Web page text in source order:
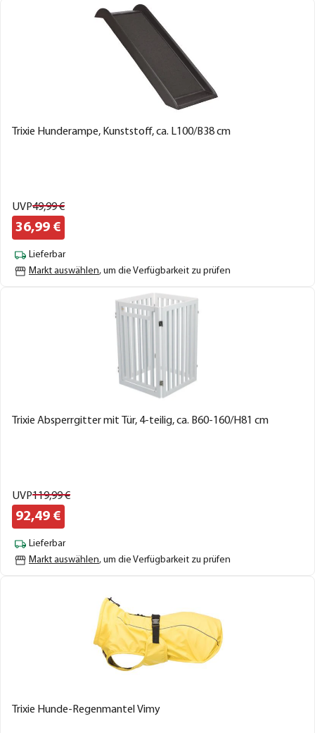
Trixie Hunderampe, Kunststoff, ca. L100/B38 cm
UVP49,99€
36,99 €
Lieferbar
Markt auswählen, um die Verfügbarkeit zu prüfen
Trixie Absperrgitter mit Tür, 4-teilig, ca. B60-160/H81 cm
UVP119,99€
92,49 €
Lieferbar
Markt auswählen, um die Verfügbarkeit zu prüfen
Trixie Hunde-Regenmantel Vimy